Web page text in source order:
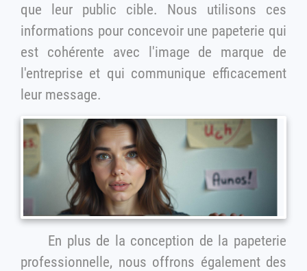
que leur public cible. Nous utilisons ces
informations pour concevoir une papeterie qui
est cohérente avec l'image de marque de
l'entreprise et qui communique efficacement
leur message.
En plus de la conception de la papeterie
professionnelle, nous offrons également des